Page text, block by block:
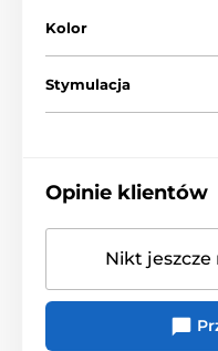
Kolor
Stymulacja
Opinie klientów
Nikt jeszcze